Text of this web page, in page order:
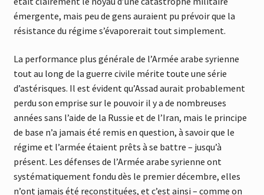
émergente, mais peu de gens auraient pu prévoir que la
résistance du régime s’évaporerait tout simplement.
La performance plus générale de l’Armée arabe syrienne
tout au long de la guerre civile mérite toute une série
d’astérisques. Il est évident qu’Assad aurait probablement
perdu son emprise sur le pouvoir il y a de nombreuses
années sans l’aide de la Russie et de l’Iran, mais le principe
de base n’a jamais été remis en question, à savoir que le
régime et l’armée étaient prêts à se battre – jusqu’à
présent. Les défenses de l’Armée arabe syrienne ont
systématiquement fondu dès le premier décembre, elles
n’ont jamais été reconstituées, et c’est ainsi – comme on